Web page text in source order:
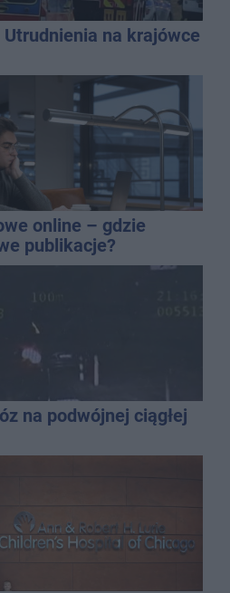
na krajówce
online – gdzie
publikacje?
na podwójnej ciągłej